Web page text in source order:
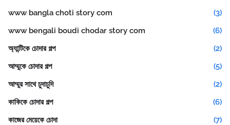
www bangla choti story com
(3)
www bengali boudi chodar story com
(6)
অ্যান্টিকে চোদার গল্প
(2)
আম্মুকে চোদার গল্প
(5)
আম্মুর সাথে চুদাচুদি
(2)
কাকিকে চোদার গল্প
(6)
কাজের মেয়েকে চোদা
(7)